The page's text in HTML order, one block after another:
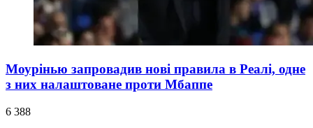
Моурінью запровадив нові правила в Реалі, одне
з них налаштоване проти Мбаппе
6 388